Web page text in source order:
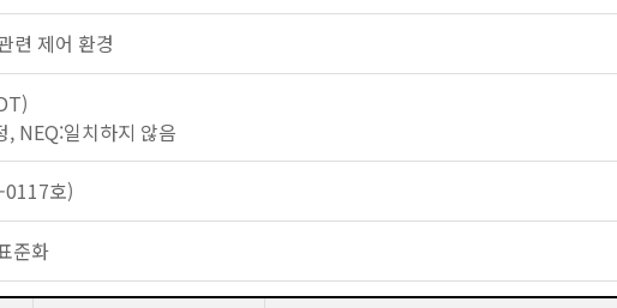
련 제어 환경
NEQ:일치하지 않음
0117호)
준화